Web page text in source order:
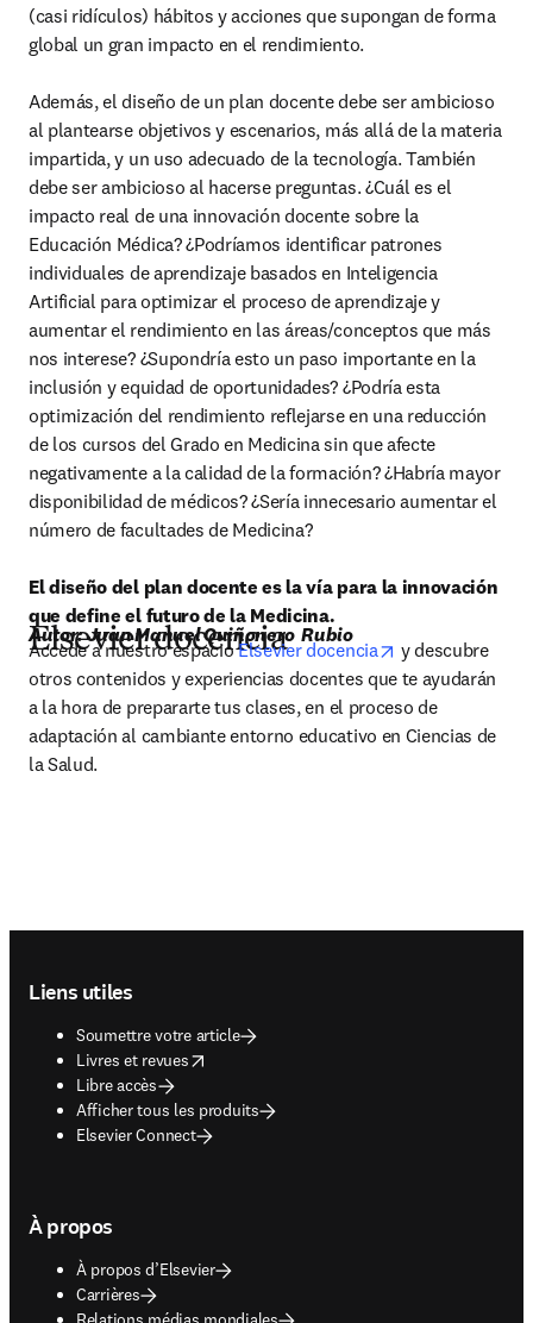
(casi ridículos) hábitos y acciones que supongan de forma
global un gran impacto en el rendimiento.
Además, el diseño de un plan docente debe ser ambicioso
al plantearse objetivos y escenarios, más allá de la materia
impartida, y un uso adecuado de la tecnología. También
debe ser ambicioso al hacerse preguntas. ¿Cuál es el
impacto real de una innovación docente sobre la
Educación Médica? ¿Podríamos identificar patrones
individuales de aprendizaje basados en Inteligencia
Artificial para optimizar el proceso de aprendizaje y
aumentar el rendimiento en las áreas/conceptos que más
nos interese? ¿Supondría esto un paso importante en la
inclusión y equidad de oportunidades? ¿Podría esta
optimización del rendimiento reflejarse en una reducción
de los cursos del Grado en Medicina sin que afecte
negativamente a la calidad de la formación? ¿Habría mayor
disponibilidad de médicos? ¿Sería innecesario aumentar el
número de facultades de Medicina?
El diseño del plan docente es la vía para la innovación
que define el futuro de la Medicina.
Autor: Juan Manuel Quiñonero  Rubio
Elsevier docencia
Accede a nuestro espacio Elsevier docencia opens in new
y descubre
otros contenidos y experiencias docentes que te ayudarán
a la hora de prepararte tus clases, en el proceso de
adaptación al cambiante entorno educativo en Ciencias de
la Salud.
Liens utiles
Soumettre votre article
Livres et revues
opens in new tab/window
Libre accès
Afficher tous les produits
Elsevier Connect
À propos
À propos d’Elsevier
Carrières